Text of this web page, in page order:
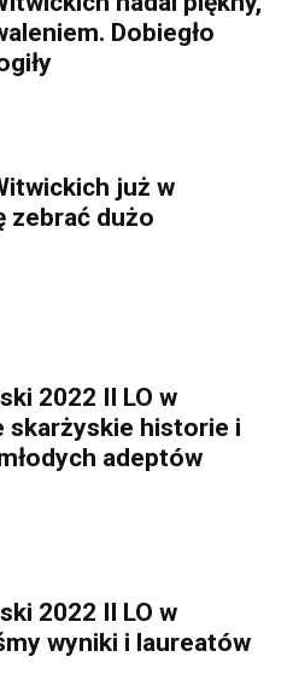
Dobiegło
już w
zebrać dużo
2022 II LO w
skarżyskie historie i
adeptów
2022 II LO w
wyniki i laureatów